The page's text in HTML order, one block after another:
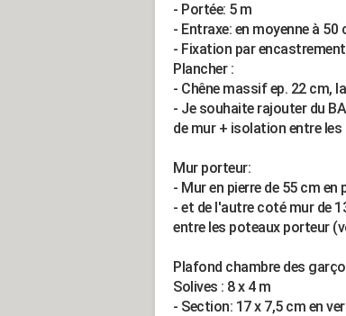
- Portée: 5 m
- Entraxe: en moyenne à
- Fixation par
Plancher :
- Chêne massif ep. 22 cm,
- Je souhaite rajouter du
de mur + isolation entre les
Mur porteur:
- Mur en pierre de 55 cm
- et de l'autre coté mur de
entre les poteaux porteur
Plafond chambre des
Solives : 8 x 4 m
- Section: 17 x 7,5 cm en